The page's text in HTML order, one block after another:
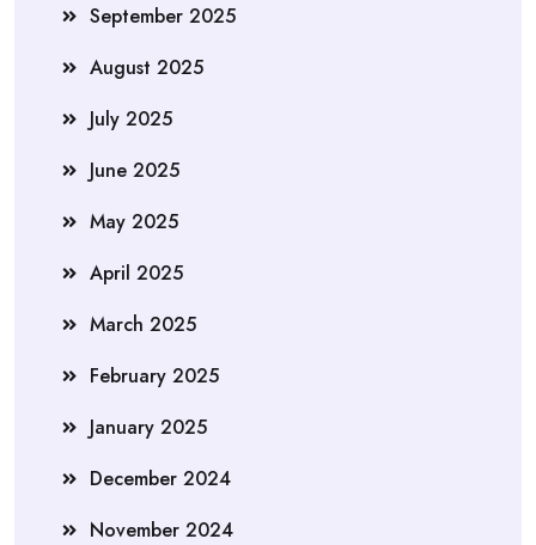
September 2025
August 2025
July 2025
June 2025
May 2025
April 2025
March 2025
February 2025
January 2025
December 2024
November 2024